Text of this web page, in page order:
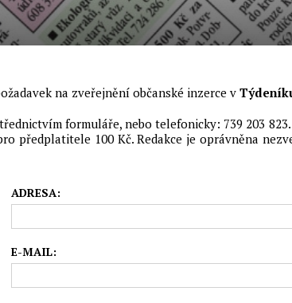
na zveřejnění občanské inzerce v
formuláře, nebo telefonicky: 739 203
předplatitele 100 Kč. Redakce je oprávněna
ADRESA:
E-MAIL: